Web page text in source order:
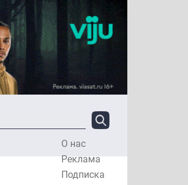
О нас
Реклама
Подписка